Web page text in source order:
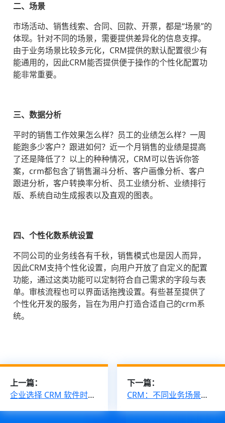
二、 场景
市场活动、销售线索、合同、回款、开票，都是“场景”的
体现。针对不同的场景，需要提供差异化的信息支撑。
由于业务场景比较多元化，CRM提供的默认配置很少有
能通用的，因此CRM能否提供便于操作的个性化配置功
能非常重要。
三、数据分析
平时的销售工作效果怎么样？员工的业绩怎么样？一周
能跑多少客户？跟进如何？近一个月销售的业绩是提高
了还是降低了？以上的种种情况，CRM可以告诉你答
案，crm都包含了销售漏斗分析、客户画像分析、客户
跟进分析，客户转换率分析、员工业绩分析、业绩排行
版、系统自动生成报表以及直观的图表。
四、个性化数系统设置
不同公司的业务线各有千秋，销售模式也是因人而异，
因此CRM支持个性化设置，向用户开放了自定义的配置
功能，通过这类功能可以定制符合自己需求的字段与表
单。审核流程也可以界面话拖拽设置。有些甚至提供了
个性化开发的服务，旨在为用户打造合适自己的crm系
统。
上一篇：
企业选择 CRM 软件时要注意哪些问题
下一篇：
CRM：不同业务场景下的线索高效分配使用